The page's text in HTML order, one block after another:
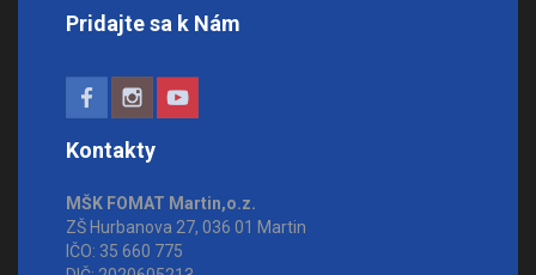
Pridajte sa k Nám
Kontakty
MŠK FOMAT Martin,o.z.
ZŠ Hurbanova 27, 036 01 Martin
IČO: 35 660 775